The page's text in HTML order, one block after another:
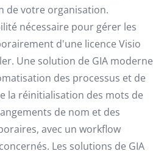
de votre organisation.
nécessaire pour gérer les
d'une licence Visio
Une solution de GIA moderne
des processus et de
la réinitialisation des mots de
de nom et des
avec un workflow
Les solutions de GIA